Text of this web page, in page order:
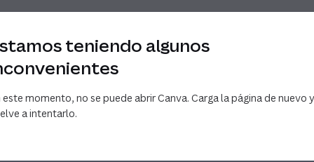
teniendo algunos
este momento, no se puede abrir Canva. Carga la página de nuevo y
a intentarlo.